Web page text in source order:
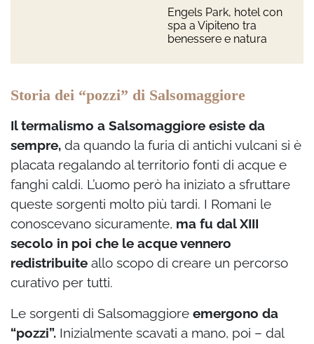
Engels Park, hotel con
spa a Vipiteno tra
benessere e natura
Storia dei “pozzi” di Salsomaggiore
Il termalismo a Salsomaggiore esiste da
sempre, da quando la furia di antichi vulcani si è
placata regalando al territorio fonti di acque e
fanghi caldi. L’uomo però ha iniziato a sfruttare
queste sorgenti molto più tardi. I Romani le
conoscevano sicuramente, ma fu dal XIII
secolo in poi che le acque vennero
redistribuite allo scopo di creare un percorso
curativo per tutti.
Le sorgenti di Salsomaggiore emergono da
“pozzi”. Inizialmente scavati a mano, poi – dal